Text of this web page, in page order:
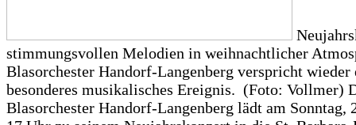
stimmungsvollen Melodien in weihnachtlicher
Blasorchester Handorf-Langenberg verspricht wieder
besonderes musikalisches Ereignis. (Foto: Vollmer)
Blasorchester Handorf-Langenberg lädt am Sonntag,